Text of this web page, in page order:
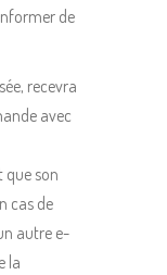
de
recevra
avec
son
cas de
autre e-
la